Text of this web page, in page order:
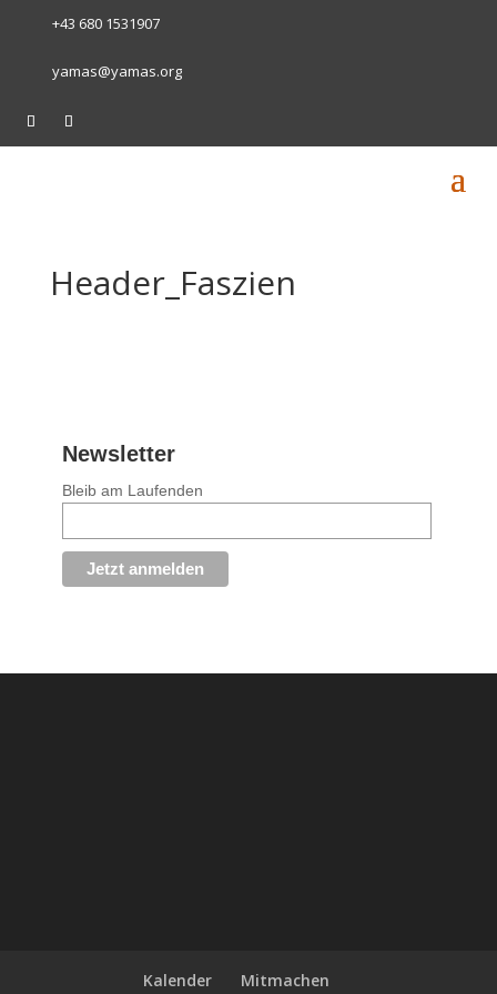
+43 680 1531907
yamas@yamas.org
Header_Faszien
Newsletter
Bleib am Laufenden
Kalender Mitmachen